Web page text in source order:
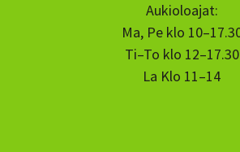
Aukioloajat:
Ma, Pe klo
Ti–To klo 12–17.30
La Klo 11–14